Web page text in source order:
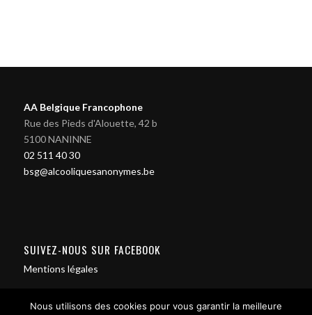
AA Belgique Francophone
Rue des Pieds d'Alouette, 42 b
5100 NANINNE
02 511 40 30
bsg@alcooliquesanonymes.be
SUIVEZ-NOUS SUR FACEBOOK
Mentions légales
Nous utilisons des cookies pour vous garantir la meilleure